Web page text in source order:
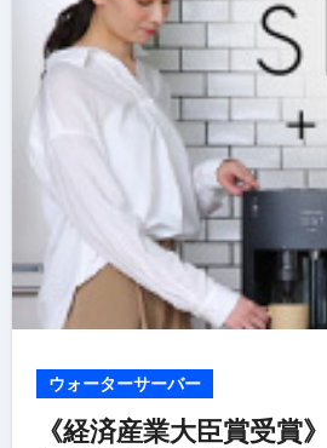
ウォーターサーバー
《経済産業大臣賞受賞